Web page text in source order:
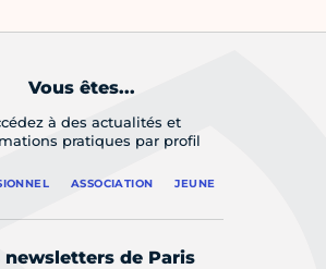
Vous êtes...
à des actualités et
pratiques par profil
ASSOCIATION JEUNE
newsletters de Paris